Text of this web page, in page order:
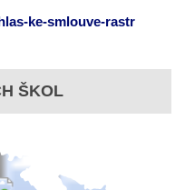
ke-smlouve-rastr
ŠKOL